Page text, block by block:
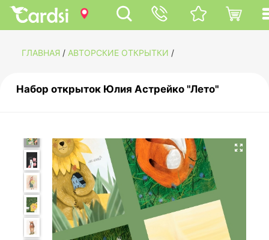
ГЛАВНАЯ / АВТОРСКИЕ ОТКРЫТКИ /
Набор открыток Юлия Астрейко "Лето"